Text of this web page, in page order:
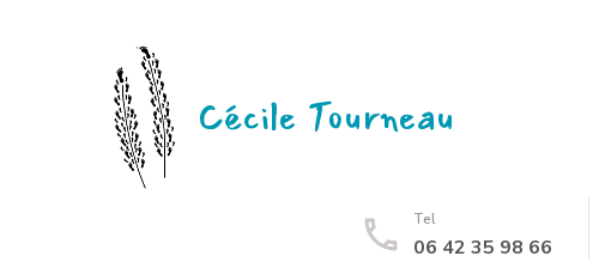
Cécile Tourneau
Tel
06 42 35 98 66